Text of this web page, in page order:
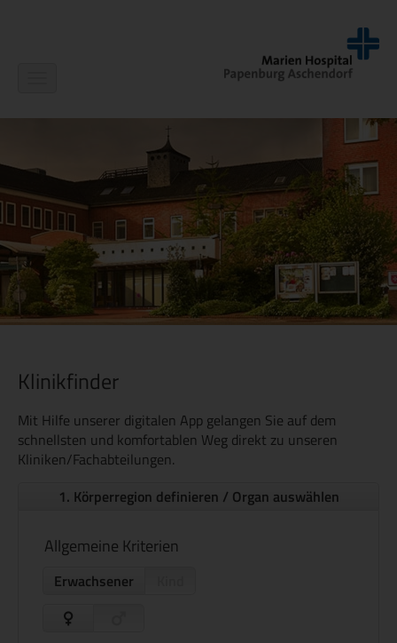
Klinikfinder
Mit Hilfe unserer digitalen App gelangen Sie auf dem
schnellsten und komfortablen Weg direkt zu unseren
Kliniken/Fachabteilungen.
1. Körperregion definieren / Organ auswählen
Allgemeine Kriterien
Erwachsener